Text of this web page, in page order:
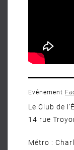
Evénement
Le Club de
14 rue
Métro :